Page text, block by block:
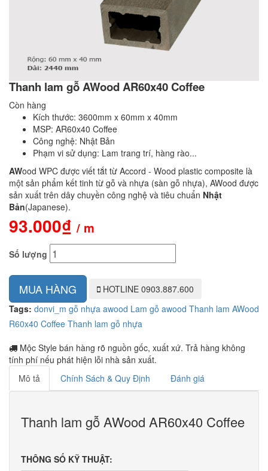
Thanh lam gỗ AWood AR60x40 Coffee
Còn hàng
Kích thước: 3600mm x 60mm x 40mm
MSP: AR60x40 Coffee
Công nghệ: Nhật Bản
Phạm vi sử dụng: Lam trang trí, hàng rào...
AWood WPC được viết tắt từ Accord - Wood plastic composite là
một sản phẩm kết tinh từ gỗ và nhựa (sàn gỗ nhựa), AWood được
sản xuất trên dây chuyền công nghệ và tiêu chuẩn Nhật
Bản(Japanese).
93.000₫/ m
Số lượng
MUA HÀNG HOTLINE 0903.887.600
Tags: donvi_m gỗ nhựa awood Lam gỗ awood Thanh lam AWood
R60x40 Coffee Thanh lam gỗ nhựa
Mộc Style bán hàng rõ nguồn gốc, xuất xứ. Trả hàng không
tính phí nếu phát hiện lỗi nhà sản xuất.
Mô tả
Chính Sách & Quy Định Đánh giá
Thanh lam gỗ AWood AR60x40 Coffee
THÔNG SỐ KỸ THUẬT: